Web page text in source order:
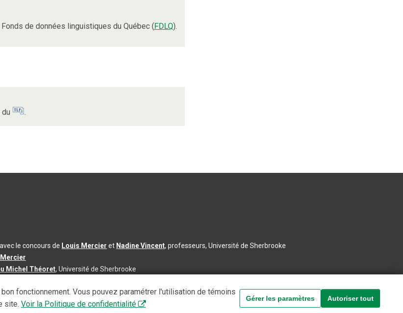
de données linguistiques du Québec (FDLQ).
.
le concours de Louis Mercier et Nadine Vincent, professeurs, Université de Sherbrooke
Michel Théoret, Université de Sherbrooke
contenu :2026-08-03
fonctionnement. Vous pouvez paramétrer l'utilisation de témoins
site. Voir la Politique de confidentialité
Gérer les paramètres Autoriser tout